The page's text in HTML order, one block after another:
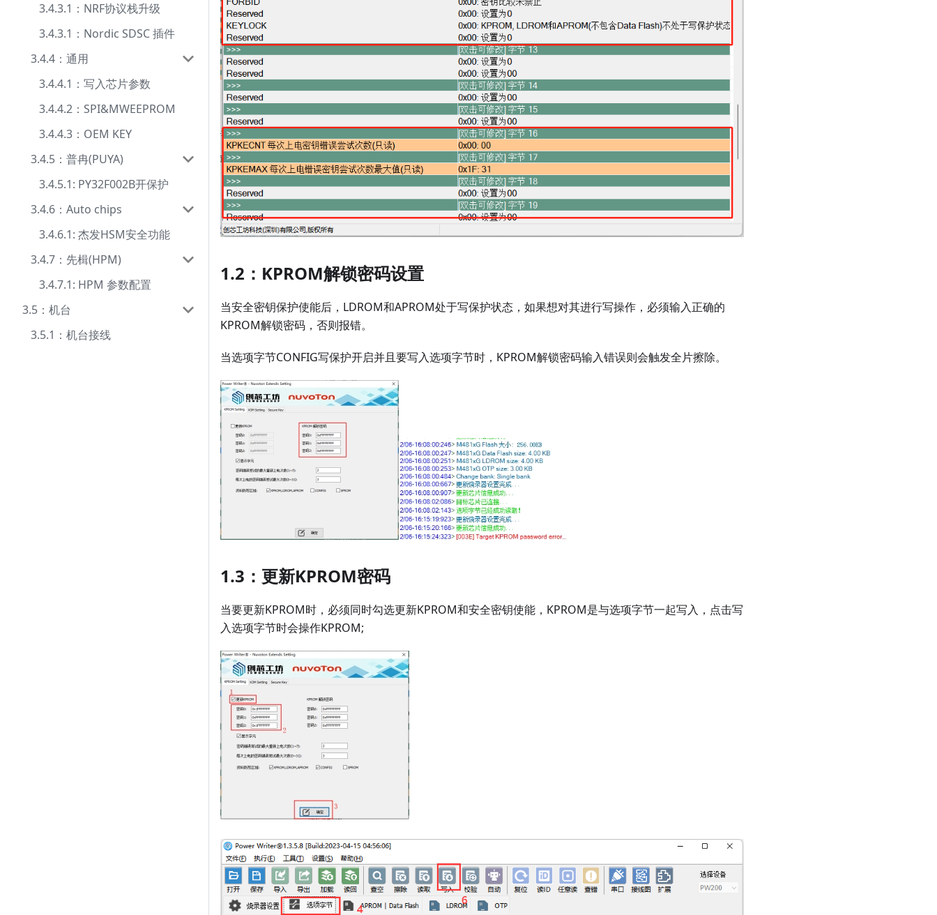
3.4.3.1：NRF协议栈升级
3.4.3.1：Nordic SDSC 插件
3.4.4：通用
3.4.4.1：写入芯片参数
3.4.4.2：SPI&MWEEPROM
3.4.4.3：OEM KEY
3.4.5：普冉(PUYA)
3.4.5.1: PY32F002B开保护
3.4.6：Auto chips
3.4.6.1: 杰发HSM安全功能
3.4.7：先楫(HPM)
3.4.7.1: HPM 参数配置
3.5：机台
3.5.1：机台接线
1.2：KPROM解锁密码设置
当安全密钥保护使能后，LDROM和APROM处于写保护状态，如果想对其进行写操作，必须输入正确的
KPROM解锁密码，否则报错。
当选项字节CONFIG写保护开启并且要写入选项字节时，KPROM解锁密码输入错误则会触发全片擦除。
1.3：更新KPROM密码
当要更新KPROM时，必须同时勾选更新KPROM和安全密钥使能，KPROM是与选项字节一起写入，点击写
入选项字节时会操作KPROM;